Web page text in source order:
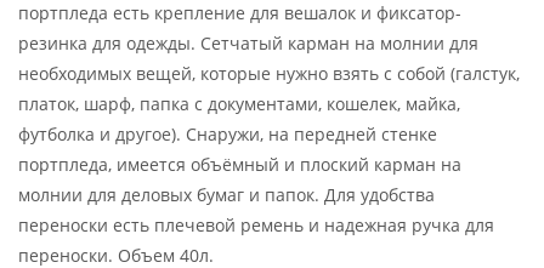
портпледа есть крепление для вешалок и фиксатор-
резинка для одежды. Сетчатый карман на молнии для
необходимых вещей, которые нужно взять с собой (галстук,
платок, шарф, папка с документами, кошелек, майка,
футболка и другое). Снаружи, на передней стенке
портпледа, имеется объёмный и плоский карман на
молнии для деловых бумаг и папок. Для удобства
переноски есть плечевой ремень и надежная ручка для
переноски. Объем 40л.